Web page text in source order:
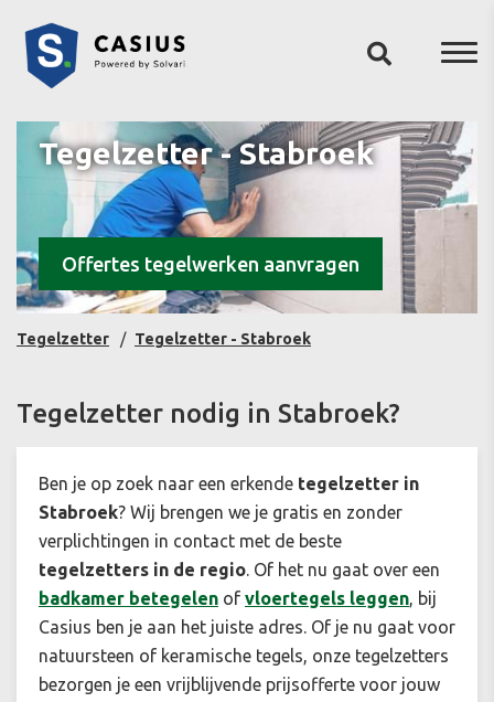
Tegelzetter - Stabroek
Offertes tegelwerken aanvragen
Tegelzetter Tegelzetter - Stabroek
Tegelzetter nodig in Stabroek?
Ben je op zoek naar een erkende tegelzetter in
Stabroek? Wij brengen we je gratis en zonder
verplichtingen in contact met de beste
tegelzetters in de regio. Of het nu gaat over een
badkamer betegelen of vloertegels leggen, bij
Casius ben je aan het juiste adres. Of je nu gaat voor
natuursteen of keramische tegels, onze tegelzetters
bezorgen je een vrijblijvende prijsofferte voor jouw